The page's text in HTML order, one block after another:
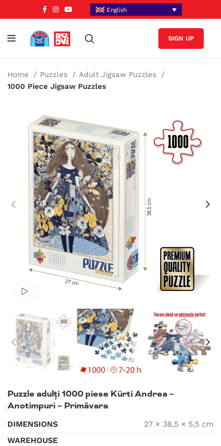
English
SIGN UP
Home Puzzles
Adult Jigsaw Puzzles
1000 Piece Jigsaw Puzzles
Puzzle adulți 1000 piese Kürti Andrea –
Anotimpuri – Primăvara
DIMENSIONS
27 × 38,5 × 5,5 cm
WAREHOUSE